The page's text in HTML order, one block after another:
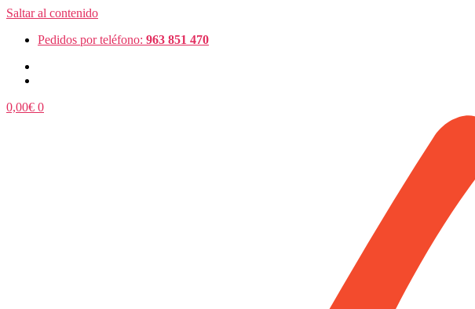
Saltar al contenido
Pedidos por teléfono: 963 851 470
0,00€ 0